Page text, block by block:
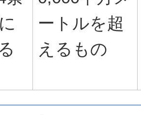
ートルを超
えるもの